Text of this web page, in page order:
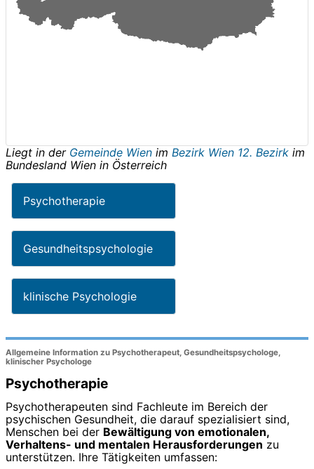
Liegt in der Gemeinde Wien im Bezirk Wien 12. Bezirk im
Bundesland Wien in Österreich
Psychotherapie
Gesundheitspsychologie
klinische Psychologie
Allgemeine Information zu Psychotherapeut, Gesundheitspsychologe,
klinischer Psychologe
Psychotherapie
Psychotherapeuten sind Fachleute im Bereich der
psychischen Gesundheit, die darauf spezialisiert sind,
Menschen bei der Bewältigung von emotionalen,
Verhaltens- und mentalen Herausforderungen zu
unterstützen. Ihre Tätigkeiten umfassen: